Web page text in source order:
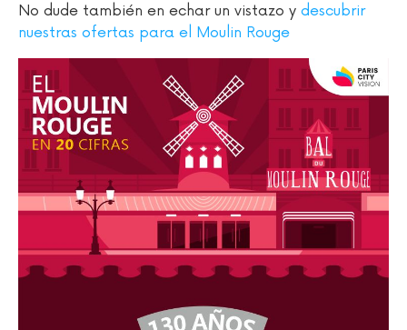
No dude también en echar un vistazo y descubrir
nuestras ofertas para el Moulin Rouge